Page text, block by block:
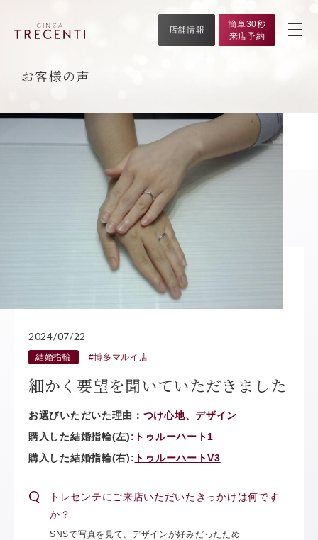
店舗情報
簡単30秒
来店予約
お客様の声
2024/07/22
結婚指輪 #博多マルイ店
細かく要望を聞いていただきました
お選びいただいた理由： つけ心地、デザイン
購入した結婚指輪(左): トゥルーハート1
購入した結婚指輪(右): トゥルーハートV3
トレセンテにご来店いただいたきっかけは何です
か？
SNSで写真を見て、デザインが好みだったため